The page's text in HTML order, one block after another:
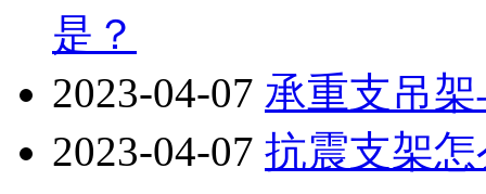
是？
2023-04-07 承重支吊
2023-04-07 抗震支架